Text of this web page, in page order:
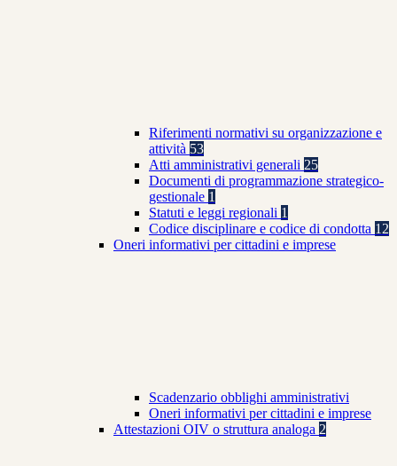
Riferimenti normativi su organizzazione e
attività 53
Atti amministrativi generali 25
Documenti di programmazione strategico-
gestionale 1
Statuti e leggi regionali 1
Codice disciplinare e codice di condotta 12
Oneri informativi per cittadini e imprese
Scadenzario obblighi amministrativi
Oneri informativi per cittadini e imprese
Attestazioni OIV o struttura analoga 2